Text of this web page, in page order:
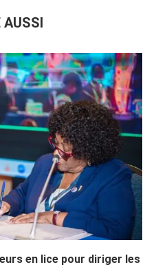
AUSSI
en lice pour diriger les